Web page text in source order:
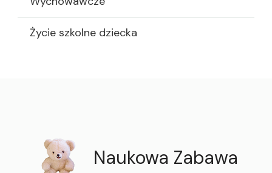
Życie szkolne dziecka
Naukowa Zabawa